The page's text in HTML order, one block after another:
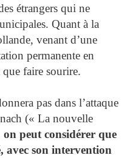
étrangers qui ne
Quant à la
venant d’une
permanente en
faire sourire.
pas dans l’attaque
(« La nouvelle
on peut considérer que
avec son intervention